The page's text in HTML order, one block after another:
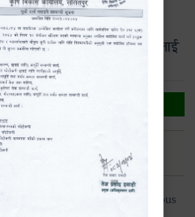
ललितपुरको वेबसाइटमा यहाँलाई
स्वागत छ |
सूचना
जारी फाईल
म्याद
Continuous